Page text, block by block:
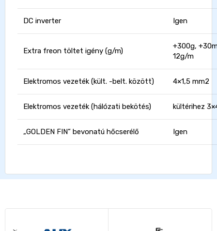
DC inverter Igen
Extra freon töltet igény (g/m)
+300g,
12g/m
Elektromos vezeték (kült. -belt. között) 4×1,5 mm2
Elektromos vezeték (hálózati bekötés) kültérihez
„GOLDEN FIN” bevonatú hőcserélő Igen